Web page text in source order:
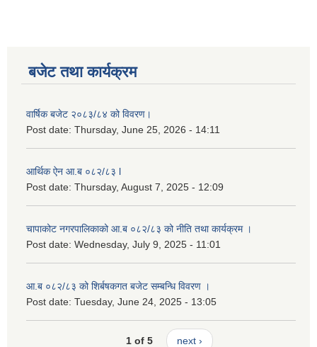
बजेट तथा कार्यक्रम
वार्षिक बजेट २०८३/८४ को विवरण।
Post date: Thursday, June 25, 2026 - 14:11
आर्थिक ऐन आ.ब ०८२/८३ l
Post date: Thursday, August 7, 2025 - 12:09
चापाकोट नगरपालिकाको आ.ब ०८२/८३ को नीति तथा कार्यक्रम ।
Post date: Wednesday, July 9, 2025 - 11:01
आ.ब ०८२/८३ को शिर्बषकगत बजेट सम्बन्धि विवरण ।
Post date: Tuesday, June 24, 2025 - 13:05
1 of 5 next ›